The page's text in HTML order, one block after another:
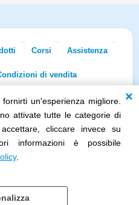
un'esperienza migliore.
attivate tutte le categorie di
cliccare invece su
informazioni è possibile
.
Corsi Assistenza
di vendita
20/B · 40129 Bologna · Tel.
· iscr. REA BO-0481011 · P.IVA
e coordinamento di Skillworks
Emanuele II 28 · Roncadelle (BS)